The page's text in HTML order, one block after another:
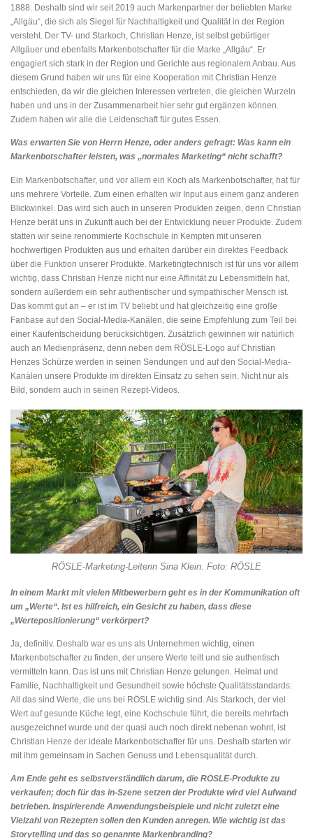
1888. Deshalb sind wir seit 2019 auch Markenpartner der beliebten Marke
„Allgäu“, die sich als Siegel für Nachhaltigkeit und Qualität in der Region
versteht. Der TV- und Starkoch, Christian Henze, ist selbst gebürtiger
Allgäuer und ebenfalls Markenbotschafter für die Marke „Allgäu“. Er
engagiert sich stark in der Region und Gerichte aus regionalem Anbau. Aus
diesem Grund haben wir uns für eine Kooperation mit Christian Henze
entschieden, da wir die gleichen Interessen vertreten, die gleichen Wurzeln
haben und uns in der Zusammenarbeit hier sehr gut ergänzen können.
Zudem haben wir alle die Leidenschaft für gutes Essen.
Was erwarten Sie von Herrn Henze, oder anders gefragt: Was kann ein
Markenbotschafter leisten, was „normales Marketing“ nicht schafft?
Ein Markenbotschafter, und vor allem ein Koch als Markenbotschafter, hat für
uns mehrere Vorteile. Zum einen erhalten wir Input aus einem ganz anderen
Blickwinkel. Das wird sich auch in unseren Produkten zeigen, denn Christian
Henze berät uns in Zukunft auch bei der Entwicklung neuer Produkte. Zudem
statten wir seine renommierte Kochschule in Kempten mit unseren
hochwertigen Produkten aus und erhalten darüber ein direktes Feedback
über die Funktion unserer Produkte. Marketingtechnisch ist für uns vor allem
wichtig, dass Christian Henze nicht nur eine Affinität zu Lebensmitteln hat,
sondern außerdem ein sehr authentischer und sympathischer Mensch ist.
Das kommt gut an – er ist im TV beliebt und hat gleichzeitig eine große
Fanbase auf den Social-Media-Kanälen, die seine Empfehlung zum Teil bei
einer Kaufentscheidung berücksichtigen. Zusätzlich gewinnen wir natürlich
auch an Medienpräsenz, denn neben dem RÖSLE-Logo auf Christian
Henzes Schürze werden in seinen Sendungen und auf den Social-Media-
Kanälen unsere Produkte im direkten Einsatz zu sehen sein. Nicht nur als
Bild, sondern auch in seinen Rezept-Videos.
RÖSLE-Marketing-Leiterin Sina Klein. Foto: RÖSLE
In einem Markt mit vielen Mitbewerbern geht es in der Kommunikation oft
um „Werte“. Ist es hilfreich, ein Gesicht zu haben, dass diese
„Wertepositionierung“ verkörpert?
Ja, definitiv. Deshalb war es uns als Unternehmen wichtig, einen
Markenbotschafter zu finden, der unsere Werte teilt und sie authentisch
vermitteln kann. Das ist uns mit Christian Henze gelungen. Heimat und
Familie, Nachhaltigkeit und Gesundheit sowie höchste Qualitätsstandards:
All das sind Werte, die uns bei RÖSLE wichtig sind. Als Starkoch, der viel
Wert auf gesunde Küche legt, eine Kochschule führt, die bereits mehrfach
ausgezeichnet wurde und der quasi auch noch direkt nebenan wohnt, ist
Christian Henze der ideale Markenbotschafter für uns. Deshalb starten wir
mit ihm gemeinsam in Sachen Genuss und Lebensqualität durch.
Am Ende geht es selbstverständlich darum, die RÖSLE-Produkte zu
verkaufen; doch für das in-Szene setzen der Produkte wird viel Aufwand
betrieben. Inspirierende Anwendungsbeispiele und nicht zuletzt eine
Vielzahl von Rezepten sollen den Kunden anregen. Wie wichtig ist das
Storytelling und das so genannte Markenbranding?